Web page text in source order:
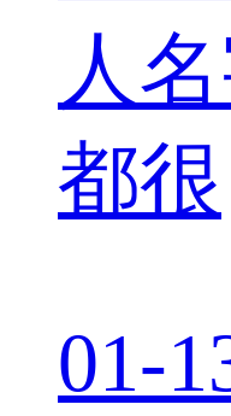
人
都很
01-